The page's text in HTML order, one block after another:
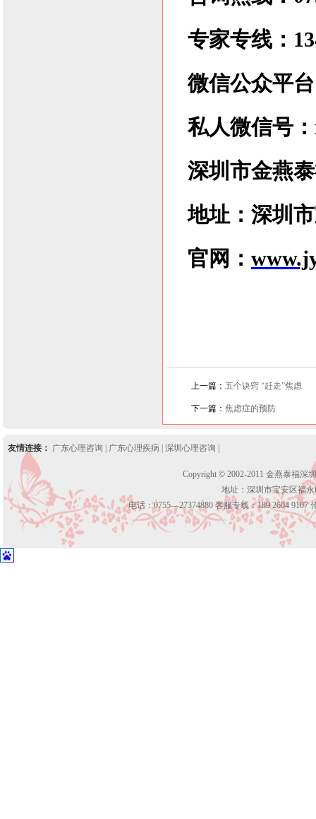
专家专线：
微信公众平
私人微信号：
深圳市金燕
地址：深圳
官网：
上一篇： 五个诀窍 “赶走”焦虑
下一篇： 焦虑症的预防
友情连接： 广东心理咨询 广东心理疾病 深圳心理咨询
Copyright © 2002-2011 金燕泰福深
地址：深圳市宝安区福
电话：0755—27374880 客服专线：189 2604 9107